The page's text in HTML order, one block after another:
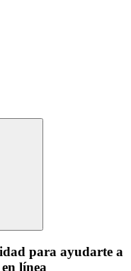
para ayudarte a
línea